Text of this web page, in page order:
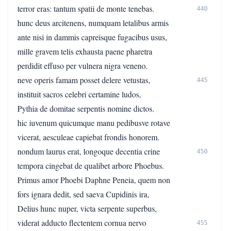
terror eras: tantum spatii de monte tenebas.
440
hunc deus arcitenens, numquam letalibus armis
ante nisi in dammis capreisque fugacibus usus,
mille gravem telis exhausta paene pharetra
perdidit effuso per vulnera nigra veneno.
neve operis famam posset delere vetustas,
445
instituit sacros celebri certamine ludos,
Pythia de domitae serpentis nomine dictos.
hic iuvenum quicumque manu pedibusve rotave
vicerat, aesculeae capiebat frondis honorem.
nondum laurus erat, longoque decentia crine
450
tempora cingebat de qualibet arbore Phoebus.
Primus amor Phoebi Daphne Peneia, quem non
fors ignara dedit, sed saeva Cupidinis ira,
Delius hunc nuper, victa serpente superbus,
viderat adducto flectentem cornua nervo
455